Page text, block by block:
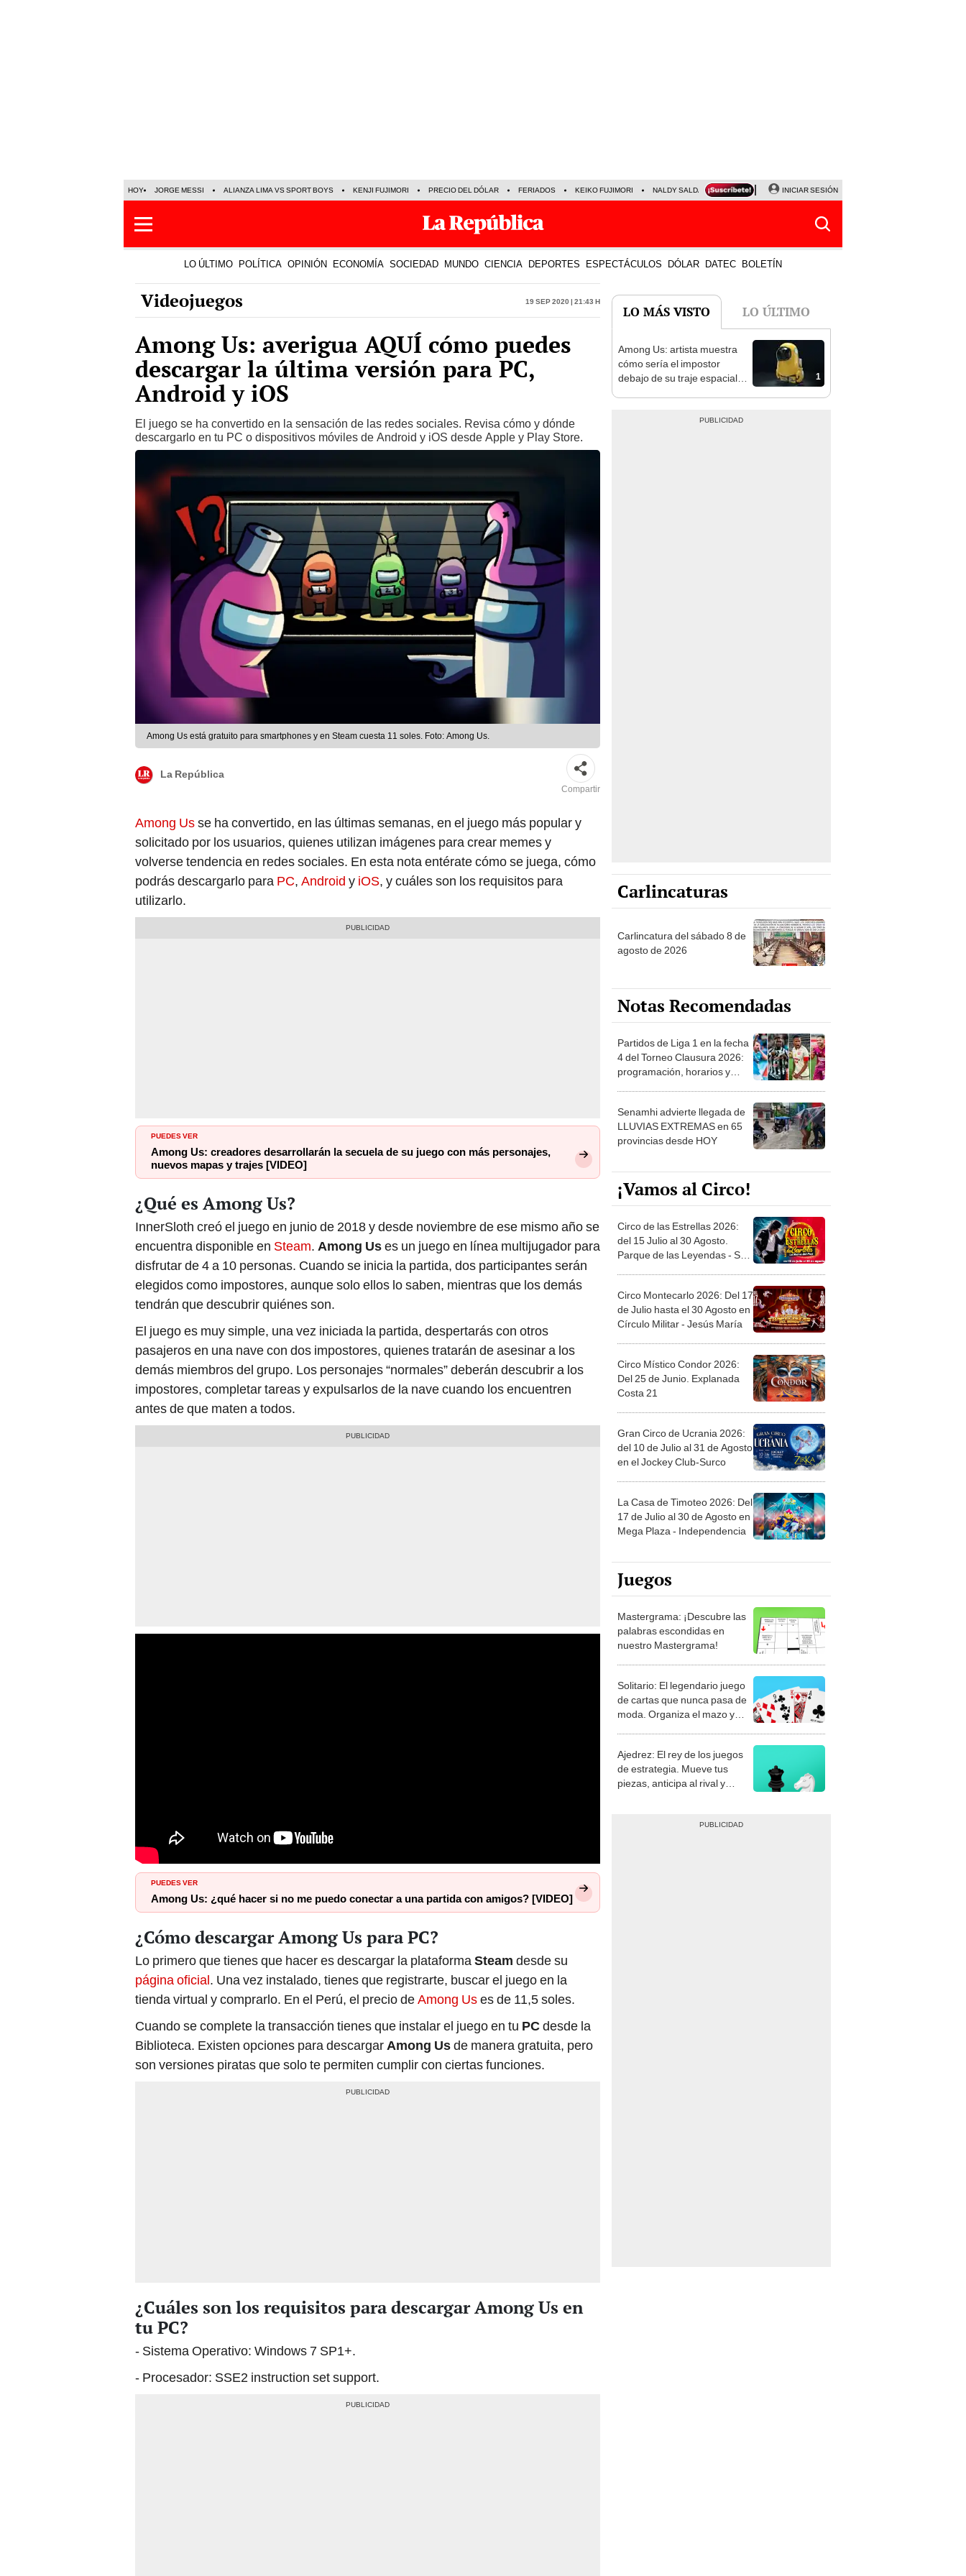
HOY JORGE MESSI ALIANZA LIMA VS SPORT BOYS KENJI FUJIMORI PRECIO DEL DÓLAR FERIADOS KEIKO FUJIMORI NALDY SALDAÑA JAVIER MILEI PARTIDOS DE HOY
INICIAR SESIÓN
LO ÚLTIMO POLÍTICA OPINIÓN ECONOMÍA SOCIEDAD MUNDO CIENCIA DEPORTES ESPECTÁCULOS DÓLAR DATEC BOLETÍN
Videojuegos 19 Sep 2020 | 21:43 h
Among Us: averigua AQUÍ cómo puedes
descargar la última versión para PC,
Android y iOS
El juego se ha convertido en la sensación de las redes sociales. Revisa cómo y dónde
descargarlo en tu PC o dispositivos móviles de Android y iOS desde Apple y Play Store.
Among Us está gratuito para smartphones y en Steam cuesta 11 soles. Foto: Among Us.
La República
Compartir
Among Usse ha convertido, en las últimas semanas, en el juego más popular y
solicitado por los usuarios, quienes utilizan imágenes para crear memes y
volverse tendencia en redes sociales. En esta nota entérate cómo se juega, cómo
podrás descargarlo para PC, Android y iOS, y cuáles son los requisitos para
utilizarlo.
PUEDES VER
Among Us: creadores desarrollarán la secuela de su juego con más personajes,
nuevos mapas y trajes [VIDEO]
¿Qué es Among Us?
InnerSloth creó el juego en junio de 2018 y desde noviembre de ese mismo año se
encuentra disponible en Steam. Among Uses un juego en línea multijugador para
disfrutar de 4 a 10 personas. Cuando se inicia la partida, dos participantes serán
elegidos como impostores, aunque solo ellos lo saben, mientras que los demás
tendrán que descubrir quiénes son.
El juego es muy simple, una vez iniciada la partida, despertarás con otros
pasajeros en una nave con dos impostores, quienes tratarán de asesinar a los
demás miembros del grupo. Los personajes “normales” deberán descubrir a los
impostores, completar tareas y expulsarlos de la nave cuando los encuentren
antes de que maten a todos.
PUEDES VER
Among Us: ¿qué hacer si no me puedo conectar a una partida con amigos? [VIDEO]
¿Cómo descargar Among Us para PC?
Lo primero que tienes que hacer es descargar la plataforma Steam desde su
página oficial. Una vez instalado, tienes que registrarte, buscar el juego en la
tienda virtual y comprarlo. En el Perú, el precio deAmong Uses de 11,5 soles.
Cuando se complete la transacción tienes que instalar el juego en tu PCdesde la
Biblioteca. Existen opciones para descargar Among Usde manera gratuita, pero
son versiones piratas que solo te permiten cumplir con ciertas funciones.
¿Cuáles son los requisitos para descargar Among Us en
tu PC?
- Sistema Operativo: Windows 7 SP1+.
- Procesador: SSE2 instruction set support.
LO MÁS VISTO LO ÚLTIMO
1
Among Us: artista muestra
cómo sería el impostor
debajo de su traje espacial
Carlincaturas
Carlincatura del sábado 8 de
agosto de 2026
Notas Recomendadas
Partidos de Liga 1 en la fecha
4 del Torneo Clausura 2026:
programación, horarios y
Senamhi advierte llegada de
LLUVIAS EXTREMAS en 65
provincias desde HOY
¡Vamos al Circo!
Circo de las Estrellas 2026:
del 15 Julio al 30 Agosto.
Parque de las Leyendas - San
Circo Montecarlo 2026: Del 17
de Julio hasta el 30 Agosto en
Círculo Militar - Jesús María
Circo Místico Condor 2026:
Del 25 de Junio. Explanada
Costa 21
Gran Circo de Ucrania 2026:
del 10 de Julio al 31 de Agosto
en el Jockey Club-Surco
La Casa de Timoteo 2026: Del
17 de Julio al 30 de Agosto en
Mega Plaza - Independencia
Juegos
Mastergrama: ¡Descubre las
palabras escondidas en
nuestro Mastergrama!
Solitario: El legendario juego
de cartas que nunca pasa de
moda. Organiza el mazo y
Ajedrez: El rey de los juegos
de estrategia. Mueve tus
piezas, anticipa al rival y